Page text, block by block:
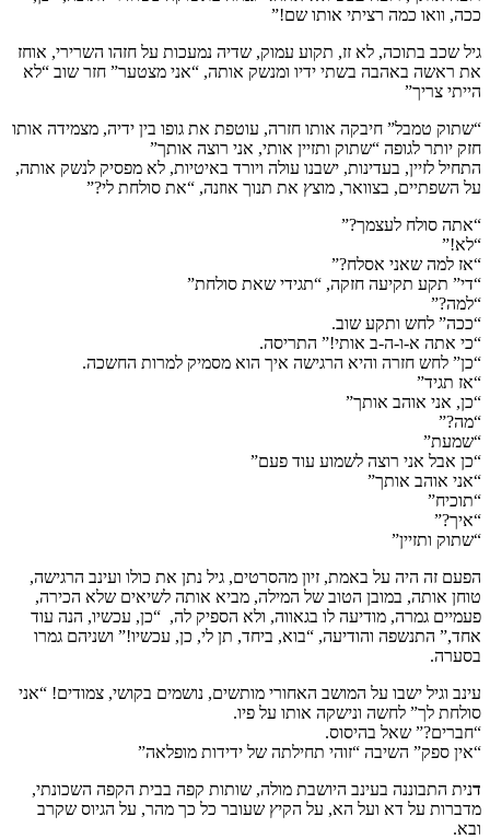
ככה, וואו כמה רציתי אותו שם!”
גיל שכב בתוכה, לא זז, תקוע עמוק, שדיה נמעכות על חזהו השרירי, אוחז
את ראשה באהבה בשתי ידיו ומנשק אותה, “אני מצטער” חזר שוב “לא
הייתי צריך”
“שתוק טמבל” חיבקה אותו חזרה, עוטפת את גופו בין ידיה, מצמידה אותו
חזק יותר לגופה “שתוק ותזיין אותי, אני רוצה אותך”
התחיל לזיין, בעדינות, ישבנו עולה ויורד באיטיות, לא מפסיק לנשק אותה,
על השפתיים, בצוואר, מוצץ את תנוך אוזנה, “את סולחת לי?”
“אתה סולח לעצמך?”
“לא!”
“אז למה שאני אסלח?”
“די” תקע תקיעה חזקה, “תגידי שאת סולחת”
“למה?”
“ככה” לחש ותקע שוב.
“כי אתה א-ו-ה-ב אותי!” התריסה.
“כן” לחש חזרה והיא הרגישה איך הוא מסמיק למרות החשכה.
“אז תגיד”
“כן, אני אוהב אותך”
“מה?”
“שמעת”
“כן אבל אני רוצה לשמוע עוד פעם”
“אני אוהב אותך”
“תוכיח”
“איך?”
“שתוק ותזיין”
הפעם זה היה על באמת, זיון מהסרטים, גיל נתן את כולו ועינב הרגישה,
טוחן אותה, במובן הטוב של המילה, מביא אותה לשיאים שלא הכירה,
פעמיים גמרה, מודיעה לו בגאווה, ולא הספיק לה, “כן, עכשיו, הנה עוד
אחד,” התנשפה והודיעה, “בוא, ביחד, תן לי, כן, עכשיו!” ושניהם גמרו
בסערה.
עינב וגיל ישבו על המושב האחורי מותשים, נושמים בקושי, צמודים! “אני
סולחת לך” לחשה ונישקה אותו על פיו.
“חברים?” שאל בהיסוס.
“אין ספק” השיבה “זוהי תחילתה של ידידות מופלאה”
דנית התבוננה בעינב היושבת מולה, שותות קפה בבית הקפה השכונתי,
מדברות על דא ועל הא, על הקיץ שעובר כל כך מהר, על הגיוס שקרב
ובא.